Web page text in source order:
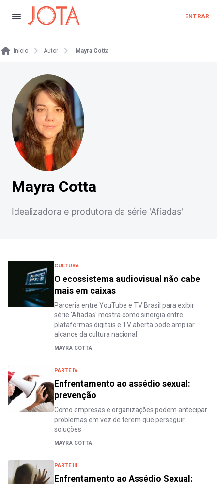
ENTRAR
Início Autor Mayra Cotta
Mayra Cotta
Idealizadora e produtora da série 'Afiadas'
CULTURA
O ecossistema audiovisual não cabe
mais em caixas
Parceria entre YouTube e TV Brasil para exibir
série 'Afiadas' mostra como sinergia entre
plataformas digitais e TV aberta pode ampliar
alcance da cultura nacional
MAYRA COTTA
PARTE IV
Enfrentamento ao assédio sexual:
prevenção
Como empresas e organizações podem antecipar
problemas em vez de terem que perseguir
soluções
MAYRA COTTA
PARTE III
Enfrentamento ao Assédio Sexual: